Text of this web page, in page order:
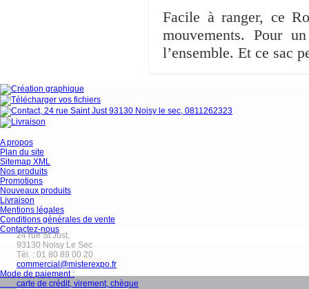
Facile à ranger, ce
mouvements. Pour
l’ensemble. Et ce sac
A propos
Plan du site
Sitemap XML
Nos produits
Promotions
Nouveaux produits
Livraison
Mentions légales
Conditions générales de vente
Contactez-nous
24 rue St Just,
93130 Noisy Le Sec
Tél. : 01 80 89 00 20
commercial@misterexpo.fr
Mode de paiement :
carte de crédit, virement, chèque